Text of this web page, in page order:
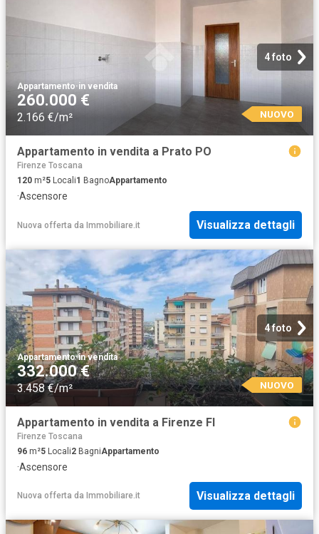
4 foto
Appartamento·in vendita
260.000 €
2.166 €/m² NUOVO
Appartamento in vendita a Prato PO
Firenze Toscana
120 m²5 Locali1 BagnoAppartamento
·Ascensore
Nuova offerta da Immobiliare.it Visualizza dettagli
4 foto
Appartamento·in vendita
332.000 €
3.458 €/m² NUOVO
Appartamento in vendita a Firenze FI
Firenze Toscana
96 m²5 Locali2 BagniAppartamento
·Ascensore
Nuova offerta da Immobiliare.it Visualizza dettagli